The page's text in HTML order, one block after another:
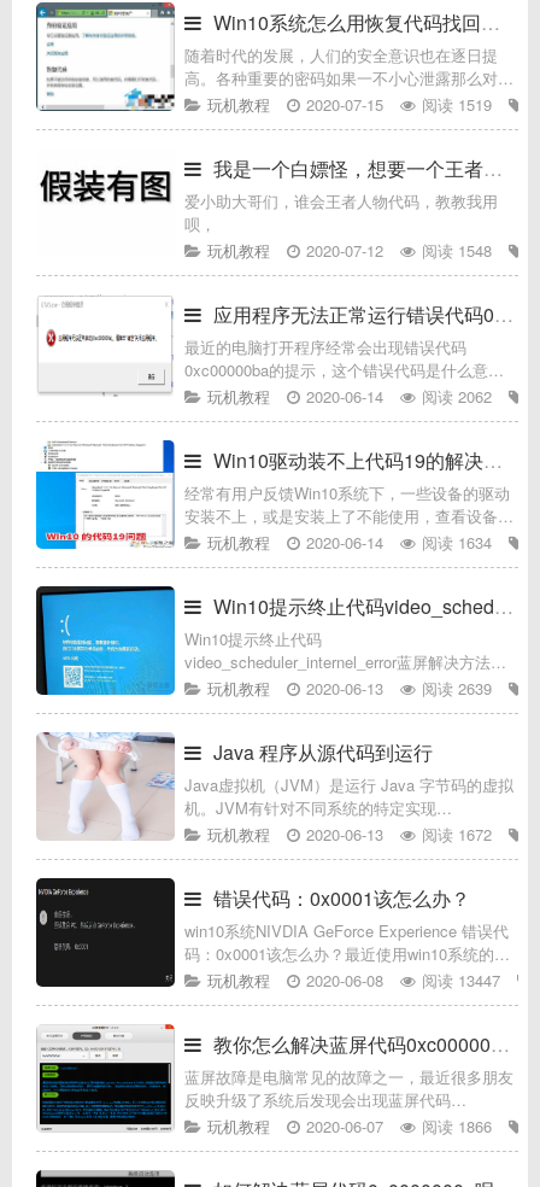
Win10系统怎么用恢复代码找回账号
随着时代的发展，人们的安全意识也在逐日提
高。各种重要的密码如果一不小心泄露那么对自
己将会造成重大的损失，因此人们对各种重要的
密码的防护也是严严实实的。当然除了身份证号
玩机教程 2020-07-15 阅读 1519
我是一个白嫖怪，想要一个王者人物代码
爱小助大哥们，谁会王者人物代码，教教我用
呗，
玩机教程
2020-07-12 阅读 1548
应用程序无法正常运行错误代码0xc00000ba怎
最近的电脑打开程序经常会出现错误代码
0xc00000ba的提示，这个错误代码是什么意思
呢？有可能是病毒造成的原因，那么如何解决这
种情况呢？下面就告诉大家，如何解决应用程序
玩机教程 2020-06-14 阅读 2062
Win10驱动装不上代码19的解决方法
经常有用户反馈Win10系统下，一些设备的驱动
安装不上，或是安装上了不能使用，查看设备属
性在设备管理器中设备状态显示 由于其配置不
（注册表中的）不够完整或已损坏，Wnidows无
玩机教程 2020-06-14 阅读 1634
Win10提示终止代码video_schedule
Win10提示终止代码
video_scheduler_internel_error蓝屏解决方法近
期有Win10用户遇到电脑蓝屏的问题，提示“你的
电脑遇到问题，需要重新启动，我们只收集某些
玩机教程 2020-06-13 阅读 2639
Java 程序从源代码到运行
Java虚拟机（JVM）是运行 Java 字节码的虚拟
机。JVM有针对不同系统的特定实现
（Windows，Linux，macOS），目的是使用相
同的字节码，它们都会给出相同的结果。什么是
玩机教程 2020-06-13 阅读 1672
错误代码：0x0001该怎么办？
win10系统NIVDIA GeForce Experience 错误代
码：0x0001该怎么办？最近使用win10系统的用
户反应NIVDIA GeForce Experience Game
Read
玩机教程 2020-06-08 阅读 13447
教你怎么解决蓝屏代码0xc00000d1(0x00
蓝屏故障是电脑常见的故障之一，最近很多朋友
反映升级了系统后发现会出现蓝屏代码
0xc00000d1(0x000000d1)的现象，到底什么情
况导致的呢？其实可能是系统更新时候驱动程序
玩机教程 2020-06-07 阅读 1866